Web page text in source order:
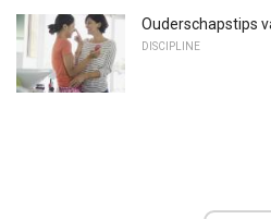
Ouderschapstips
DISCIPLINE